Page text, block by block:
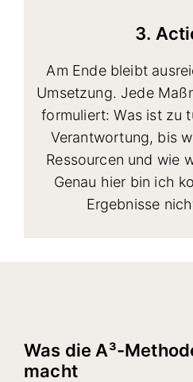
3.
Am Ende bleibt
Umsetzung. Jede
formuliert: Was ist zu
Verantwortung, bis
Ressourcen und wie
Genau hier bin ich
Ergebnisse
Was die A³-
macht